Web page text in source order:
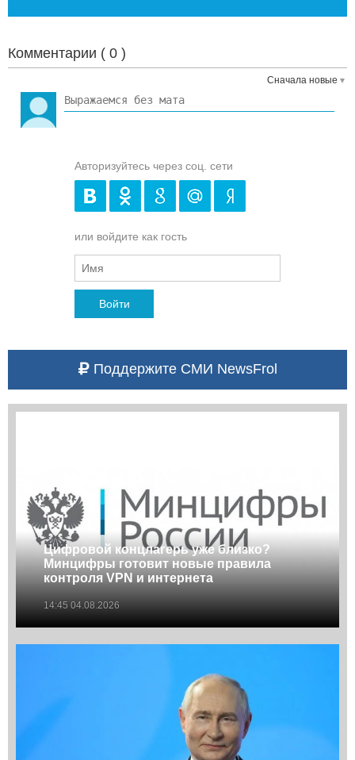
Комментарии ( 0 )
Сначала новые
Авторизуйтесь через соц. сети
или войдите как гость
Войти
Поддержите СМИ NewsFrol
Цифровой концлагерь уже близко?
Минцифры готовит новые правила
контроля VPN и интернета
14:45 04.08.2026